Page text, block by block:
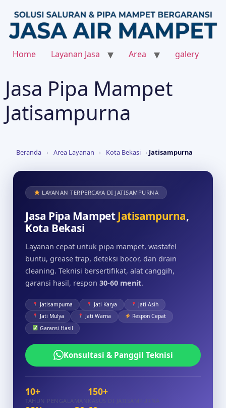
Home Layanan Jasa Area galery
Jasa Pipa Mampet
Jatisampurna
Beranda › Area Layanan › Kota Bekasi › Jatisampurna
LAYANAN TERPERCAYA DI JATISAMPURNA
Jasa Pipa MampetJatisampurna,
Kota Bekasi
Layanan cepat untuk pipa mampet, wastafel
buntu, grease trap, deteksi bocor, dan drain
cleaning. Teknisi bersertifikat, alat canggih,
garansi hasil, respon 30-60 menit.
Jatisampurna Jati Karya
Jati Asih
Jati Mulya
Jati Warna
Respon Cepat
Garansi Hasil
Konsultasi & Panggil Teknisi
10+
TAHUN PENGALAMAN
150+
KASUS DI JATISAMPURNA